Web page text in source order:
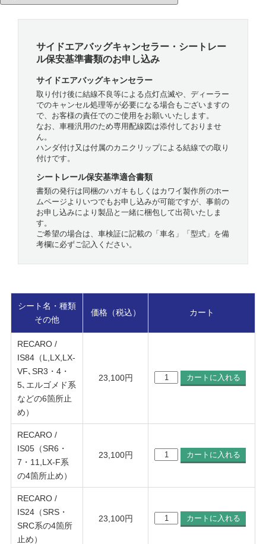
サイドエアバッグキャンセラー・シートレー
ル保安基準書類のお申し込み
サイドエアバッグキャンセラー
取り付け後に結線不良等による点灯点滅や、ディーラー
でのキャンセル処理等が必要になる場合もございますの
で、お客様の責任でのご使用をお願いいたします。
なお、車種汎用のため専用配線図は添付しておりませ
ん。
ハンダ付け又は付属のカニクリップによる結線での取り
付けです。
シートレール保安基準適合書類
書類の発行は同梱のハガキもしくはカワイ製作所のホー
ムページよりいつでもお申し込みが可能ですが、事前の
お申し込みにより製品と一緒に梱包して出荷いたしま
す。
ご希望の場合は、車検証に記載の「車名」「型式」を備
考欄に必ずご記入ください。
シート名・種類
その他
価格（税込） カート
RECARO /
IS84（L,LX,LX-
VF､SR3・4・
5､エルゴメド系
などの6箇所止
め）
23,100円
RECARO /
IS05（SR6・
7・11,LX-F系
の4箇所止め）
23,100円
RECARO /
IS24（SRS・
SRC系の4箇所
止め）
23,100円